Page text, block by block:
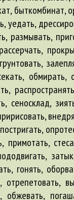
размывать,
сеносклад,
примотать,
гонять,
отрепетовать,
обжевать,